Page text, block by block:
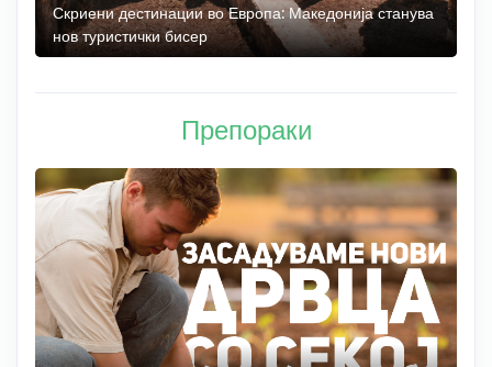
Скриени дестинации во Европа: Македонија станува
нов туристички бисер
Препораки